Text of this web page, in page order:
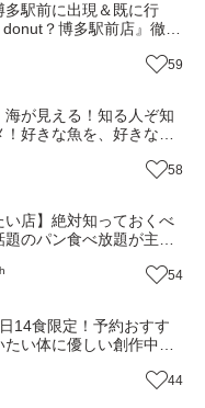
多駅前に出現＆既に行
？博多駅前店』徹底
メニューも紹介！（福岡
き】
59
海が見える！知る人ぞ知
好きな魚を、好きなだ
【まち歩き】
58
い店】絶対知っておくべ
題のパン食べ放題が主
（福岡・新宮町）【まち
54
14食限定！予約おすす
い体に優しい創作中華
44